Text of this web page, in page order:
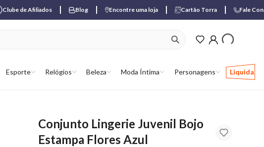
Clube de Afiliados Blog Encontre uma loja Cartão Torra Fale
Esporte Relógios Beleza Moda Íntima Personagens Liquida
ver produtos
Conjunto Lingerie Juvenil Bojo
Estampa Flores Azul